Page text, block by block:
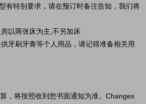
有特别要求，请在预订时备注告知，我们将
以两张床为主,不另加床
牙刷牙膏等个人用品，请记得准备相关用
，将按照收到您书面通知为准。Changes